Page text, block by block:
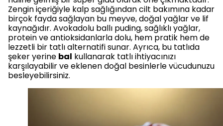
Zengin içeriğiyle kalp sağlığından cilt bakımına kadar
birçok fayda sağlayan bu meyve, doğal yağlar ve lif
kaynağıdır. Avokadolu ballı puding, sağlıklı yağlar,
protein ve antioksidanlarla dolu, hem pratik hem de
lezzetli bir tatlı alternatifi sunar. Ayrıca, bu tatlıda
şeker yerine bal kullanarak tatlı ihtiyacınızı
karşılayabilir ve eklenen doğal besinlerle vücudunuzu
besleyebilirsiniz.